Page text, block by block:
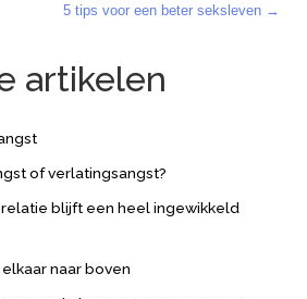
5 tips voor een beter seksleven →
artikelen
of verlatingsangst?
blijft een heel ingewikkeld
naar boven